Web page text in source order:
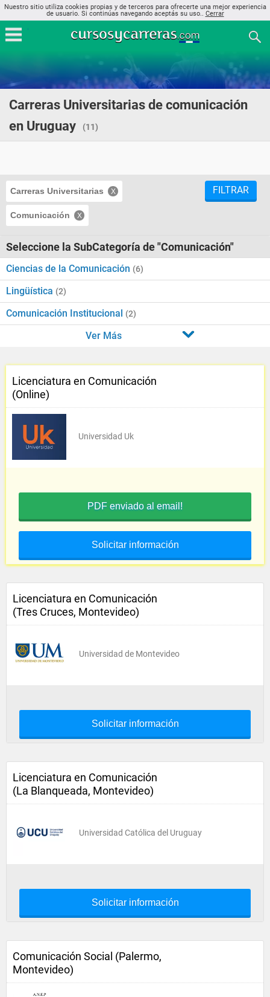
Nuestro sitio utiliza cookies propias y de terceros para ofrecerte una mejor experiencia
de usuario. Si continúas navegando aceptás su uso.. Cerrar
Carreras Universitarias de comunicación
en Uruguay
(11)
Carreras Universitarias
Comunicación
FILTRAR
Seleccione la SubCategoría de "Comunicación"
Ciencias de la Comunicación (6)
Lingüística (2)
Comunicación Institucional (2)
Ver Más
Licenciatura en Comunicación
(Online)
Universidad Uk
PDF enviado al email!
Solicitar información
Licenciatura en Comunicación
(Tres Cruces, Montevideo)
Universidad de Montevideo
Solicitar información
Licenciatura en Comunicación
(La Blanqueada, Montevideo)
Universidad Católica del Uruguay
Solicitar información
Comunicación Social (Palermo,
Montevideo)